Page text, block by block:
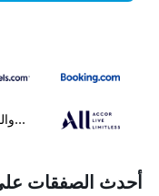
أحدث الصفقات